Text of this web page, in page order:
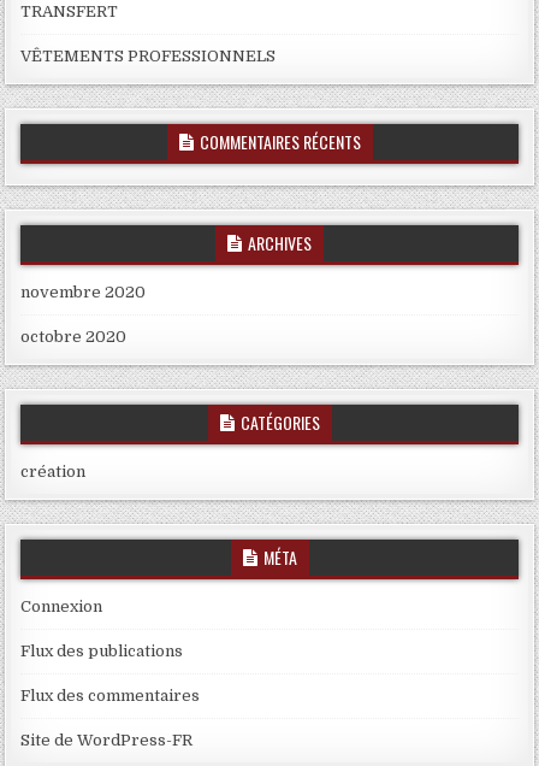
TRANSFERT
VÊTEMENTS PROFESSIONNELS
COMMENTAIRES RÉCENTS
ARCHIVES
novembre 2020
octobre 2020
CATÉGORIES
création
MÉTA
Connexion
Flux des publications
Flux des commentaires
Site de WordPress-FR